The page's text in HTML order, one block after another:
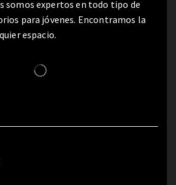
somos expertos en todo tipo de
para jóvenes. Encontramos la
espacio.